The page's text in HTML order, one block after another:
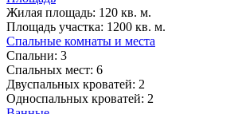
Жилая площадь: 120 кв. м.
Площадь участка: 1200 кв. м.
Спальные комнаты и места
Спальни: 3
Спальных мест: 6
Двуспальных кроватей: 2
Односпальных кроватей: 2